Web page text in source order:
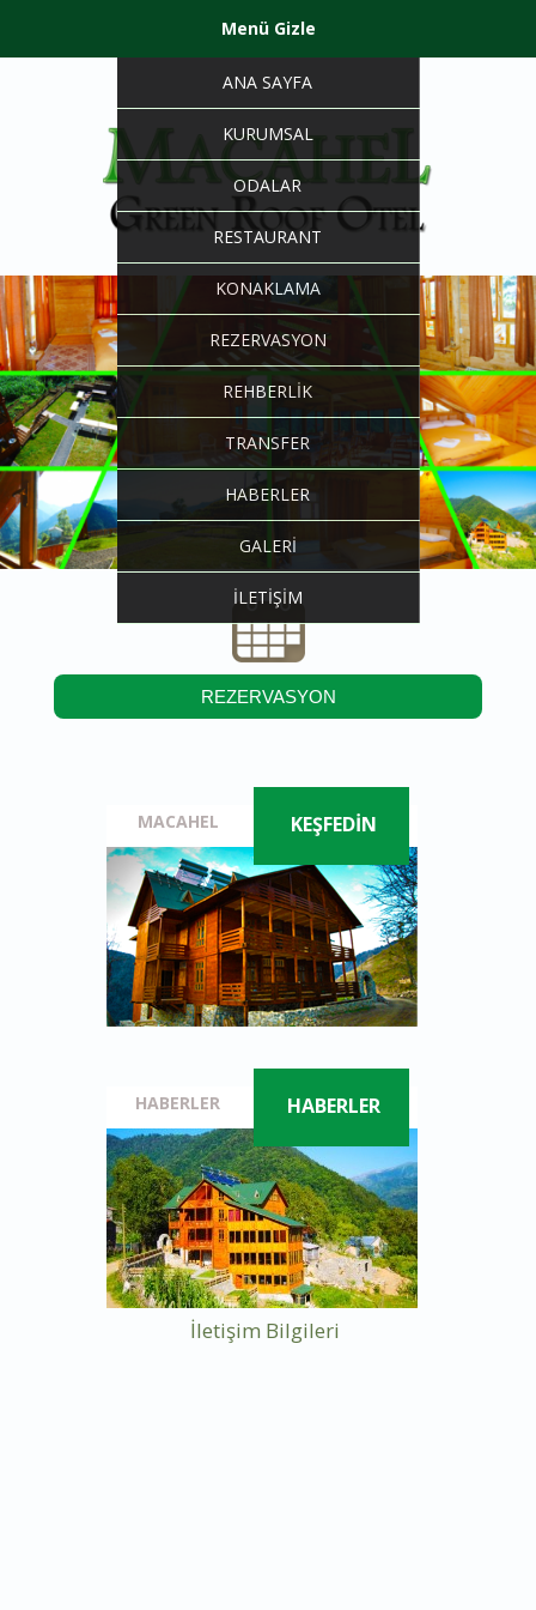
Menü Gizle
ANA SAYFA
KURUMSAL
ODALAR
RESTAURANT
KONAKLAMA
REZERVASYON
REHBERLİK
TRANSFER
HABERLER
GALERİ
İLETİŞİM
REZERVASYON
MACAHEL KEŞFEDİN
HABERLER HABERLER
İletişim Bilgileri